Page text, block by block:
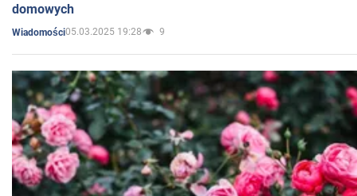
domowych
Wiadomości05.03.2025 19:28 9